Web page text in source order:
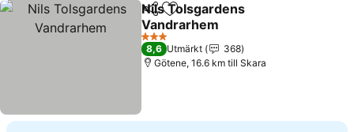
Dela Lägg till i Mina Favoriter
Nils Tolsgardens
Vandrarhem
3 Stjärnor
8,6 Utmärkt
368
Götene, 16.6 km till Skara